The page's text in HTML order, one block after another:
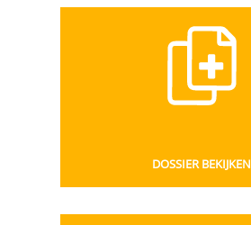
DOSSIER BEKIJKEN